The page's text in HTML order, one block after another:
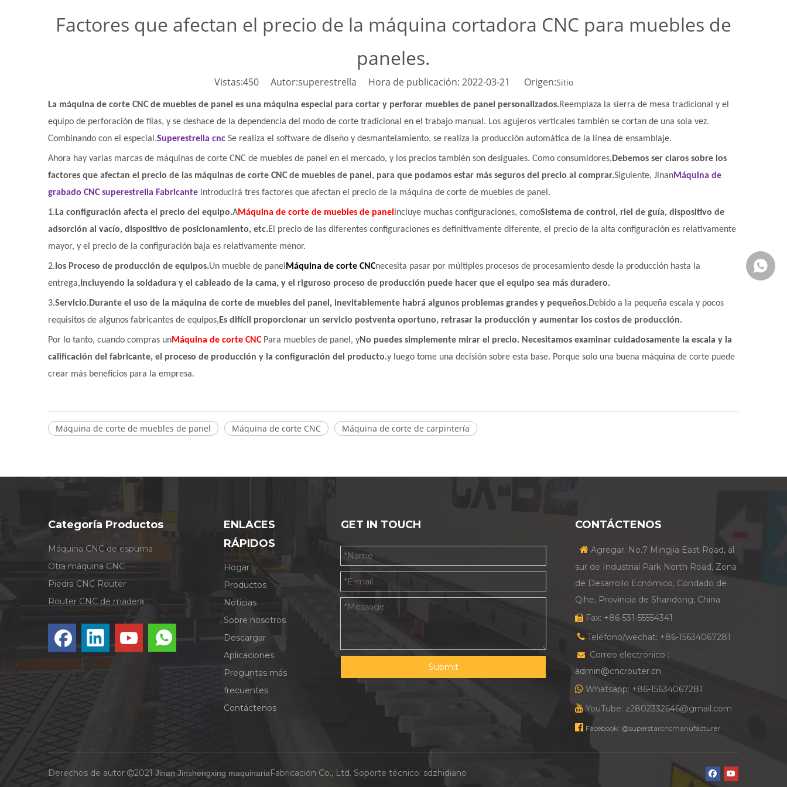
Factores que afectan el precio de la máquina cortadora CNC para muebles de
paneles.
Vistas:450Autor:superestrella Hora de publicación: 2022-03-21 Origen:Sitio
La máquina de corte CNC de muebles de panel es una máquina especial para cortar y perforar muebles de panel personalizados.Reemplaza la sierra de mesa tradicional y el
equipo de perforación de filas, y se deshace de la dependencia del modo de corte tradicional en el trabajo manual. Los agujeros verticales también se cortan de una sola vez.
Combinando con el especial.Superestrella cnc Se realiza el software de diseño y desmantelamiento, se realiza la producción automática de la línea de ensamblaje.
Ahora hay varias marcas de máquinas de corte CNC de muebles de panel en el mercado, y los precios también son desiguales. Como consumidores, Debemos ser claros sobre los
factores que afectan el precio de las máquinas de corte CNC de muebles de panel, para que podamos estar más seguros del precio al comprar.Siguiente, JinanMáquina de
grabado CNC superestrella Fabricante introducirá tres factores que afectan el precio de la máquina de corte de muebles de panel.
1. La configuración afecta el precio del equipo.AMáquina de corte de muebles de panel incluye muchas configuraciones, comoSistema de control, riel de guía, dispositivo de
adsorción al vacío, dispositivo de posicionamiento, etc.El precio de las diferentes configuraciones es definitivamente diferente, el precio de la alta configuración es relativamente
mayor, y el precio de la configuración baja es relativamente menor.
2. los Proceso de producción de equipos.Un mueble de panel Máquina de corte CNCnecesita pasar por múltiples procesos de procesamiento desde la producción hasta la
entrega, Incluyendo la soldadura y el cableado de la cama, y ​​el riguroso proceso de producción puede hacer que el equipo sea más duradero.
3.Servicio. Durante el uso de la máquina de corte de muebles del panel, inevitablemente habrá algunos problemas grandes y pequeños.Debido a la pequeña escala y pocos
requisitos de algunos fabricantes de equipos, Es difícil proporcionar un servicio postventa oportuno, retrasar la producción y aumentar los costos de producción.
Por lo tanto, cuando compras unMáquina de corte CNC Para muebles de panel, yNo puedes simplemente mirar el precio. Necesitamos examinar cuidadosamente la escala y la
calificación del fabricante, el proceso de producción y la configuración del producto.y luego tome una decisión sobre esta base. Porque solo una buena máquina de corte puede
crear más beneficios para la empresa.
Máquina de corte de muebles de panel Máquina de corte CNC Máquina de corte de carpintería
Categoría Productos
Máquina CNC de espuma
Otra máquina CNC
Piedra CNC Router
Router CNC de madera
ENLACES
RÁPIDOS
Hogar
Productos
Noticias
Sobre nosotros
Descargar
Aplicaciones
Preguntas más
frecuentes
Contáctenos
GET IN TOUCH
Submit
CONTÁCTENOS
 Agregar: No.7 Mingjia East Road, al
sur de Industrial Park North Road, Zona
de Desarrollo Ecnómico, Condado de
Qihe, Provincia de Shandong, China.
 Fax: +86-531-55554341
 Teléfono/wechat: +86-15634067281

Correo electrónico :
admin@cncrouter.cn
 Whatsapp: +86-15634067281
 YouTube: z2802332646@gmail.com
 Facebook: @superstarcncmanufacturer
Derechos de autor 2021 Jinan Jinshengxing maquinariaFabricación Co., Ltd. Soporte técnico: sdzhidiano